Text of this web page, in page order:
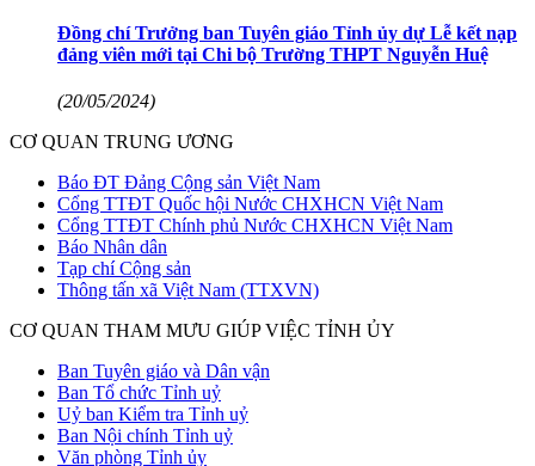
Đồng chí Trưởng ban Tuyên giáo Tỉnh ủy dự Lễ kết nạp
đảng viên mới tại Chi bộ Trường THPT Nguyễn Huệ
(20/05/2024)
CƠ QUAN TRUNG ƯƠNG
Báo ĐT Đảng Cộng sản Việt Nam
Cổng TTĐT Quốc hội Nước CHXHCN Việt Nam
Cổng TTĐT Chính phủ Nước CHXHCN Việt Nam
Báo Nhân dân
Tạp chí Cộng sản
Thông tấn xã Việt Nam (TTXVN)
CƠ QUAN THAM MƯU GIÚP VIỆC TỈNH ỦY
Ban Tuyên giáo và Dân vận
Ban Tổ chức Tỉnh uỷ
Uỷ ban Kiểm tra Tỉnh uỷ
Ban Nội chính Tỉnh uỷ
Văn phòng Tỉnh ủy